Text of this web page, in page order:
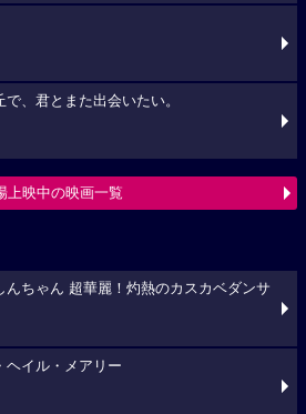
で、君とまた出会いたい。
上映中の映画一覧
んちゃん 超華麗！灼熱のカスカベダンサ
ヘイル・メアリー